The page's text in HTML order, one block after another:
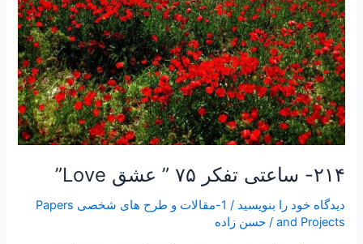
۲۱۴- ساعتی تفکر ۷۵ ” عشق Love”
دیدگاه‌ خود را بنویسید /
1-مقالات و طرح های شخصی Papers
and Projects
/حسن زاده